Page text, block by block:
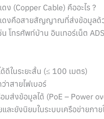
ง (Copper Cable) คืออะไร ?
ดงคือสายสัญญาณที่ส่งข้อมูลด้ว
น โทรศัพท์บ้าน อินเทอร์เน็ต
ดีในระยะสั้น (≤ 100 เมตร)
าสายไฟเบอร์
มส่งข้อมูลได้ (PoE – Power
ละยังนิยมในระบบเครือข่ายภาย